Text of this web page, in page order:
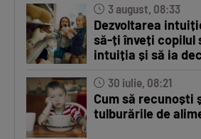
3 august, 08:33
Dezvoltarea
să-ți înveți copilul
intuiția și să ia
30 iulie, 08:21
Cum să recunoști
tulburările de